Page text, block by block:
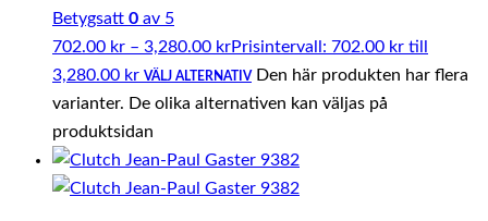
Betygsatt 0 av 5
702.00 kr – 3,280.00 krPrisintervall: 702.00 kr till
3,280.00 kr VÄLJ ALTERNATIV Den här produkten har flera
varianter. De olika alternativen kan väljas på
produktsidan